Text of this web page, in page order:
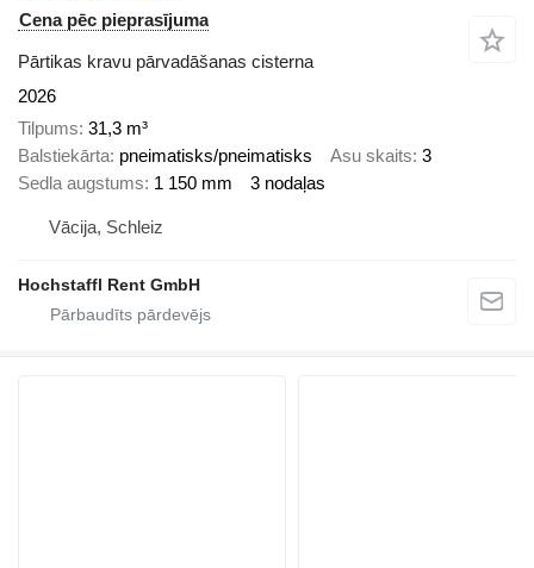
Cena pēc pieprasījuma
Pārtikas kravu pārvadāšanas cisterna
2026
Tilpums 31,3 m³
Balstiekārta pneimatisks/pneimatisks Asu skaits 3
Sedla augstums 1 150 mm 3 nodaļas
Vācija, Schleiz
Hochstaffl Rent GmbH